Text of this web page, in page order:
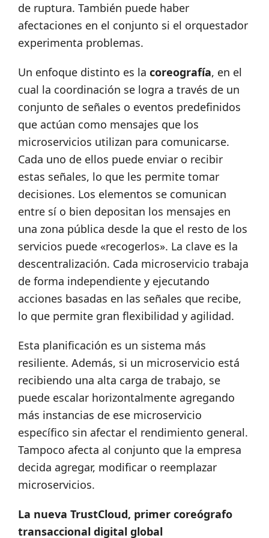
de ruptura. También puede haber
afectaciones en el conjunto si el orquestador
experimenta problemas.
Un enfoque distinto es la coreografía, en el
cual la coordinación se logra a través de un
conjunto de señales o eventos predefinidos
que actúan como mensajes que los
microservicios utilizan para comunicarse.
Cada uno de ellos puede enviar o recibir
estas señales, lo que les permite tomar
decisiones. Los elementos se comunican
entre sí o bien depositan los mensajes en
una zona pública desde la que el resto de los
servicios puede «recogerlos». La clave es la
descentralización. Cada microservicio trabaja
de forma independiente y ejecutando
acciones basadas en las señales que recibe,
lo que permite gran flexibilidad y agilidad.
Esta planificación es un sistema más
resiliente. Además, si un microservicio está
recibiendo una alta carga de trabajo, se
puede escalar horizontalmente agregando
más instancias de ese microservicio
específico sin afectar el rendimiento general.
Tampoco afecta al conjunto que la empresa
decida agregar, modificar o reemplazar
microservicios.
La nueva TrustCloud, primer coreógrafo
transaccional digital global